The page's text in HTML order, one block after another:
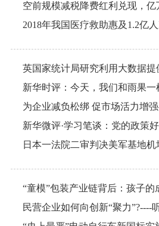
空前规模减税降费红利兑现，
2018年我国医疗救助惠及1.2亿
英国家统计局研究利用大数据提
新华时评：今天，我们和雨果一
为企业减负松绑 促市场活力增
新华微评·学习笔谈：党的政策
日本一法院二审判决美军基地
“童模”包装产业链背后：孩子的
民营企业如何向创新“聚力”?----